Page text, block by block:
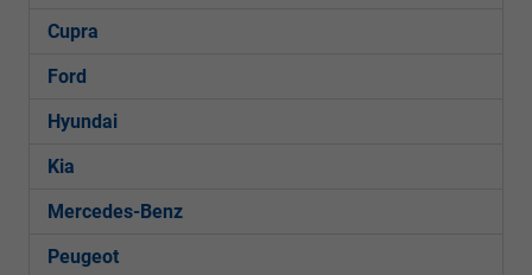
Cupra
Ford
Hyundai
Kia
Mercedes-Benz
Peugeot